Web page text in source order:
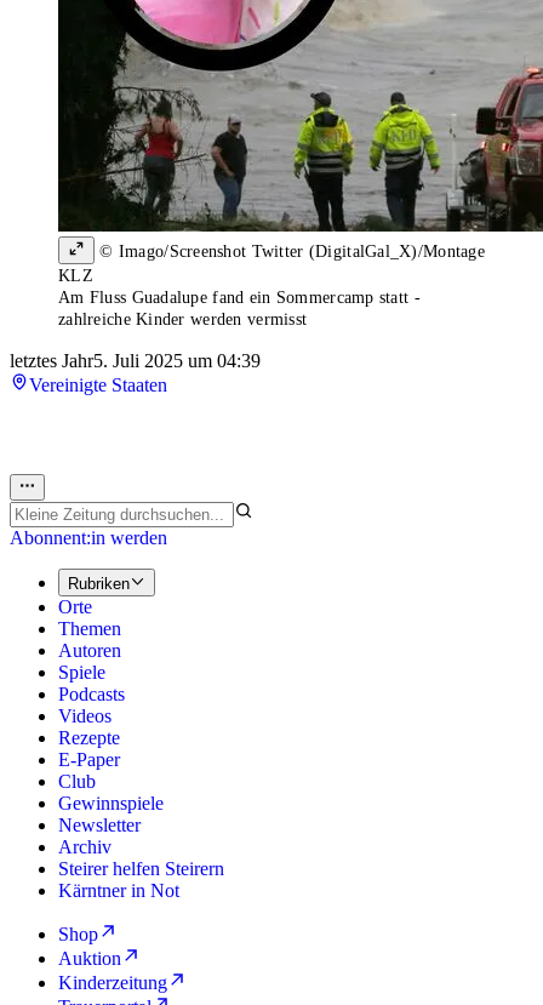
© Imago/Screenshot Twitter (DigitalGal_X)/Montage
KLZ
Am Fluss Guadalupe fand ein Sommercamp statt -
zahlreiche Kinder werden vermisst
letztes Jahr5. Juli 2025 um 04:39
Vereinigte Staaten
Abonnent:in werden
Rubriken
Orte
Themen
Autoren
Spiele
Podcasts
Videos
Rezepte
E-Paper
Club
Gewinnspiele
Newsletter
Archiv
Steirer helfen Steirern
Kärntner in Not
Shop
Auktion
Kinderzeitung